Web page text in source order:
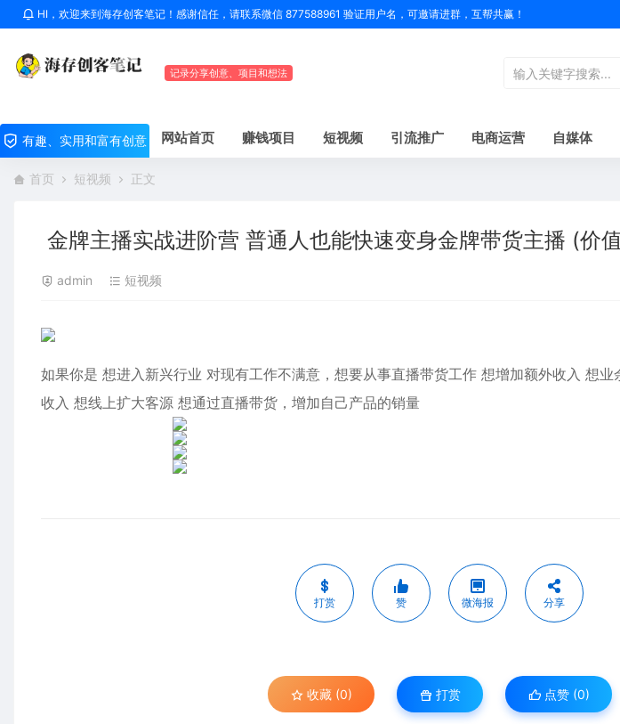
HI，欢迎来到海存创客笔记！感谢信任，请联系微信 877588961 验证用户名，可邀请进群，互帮共赢！
记录分享创意、项目和想法
有趣、实用和富有创意 网站首页 赚钱项目 短视频 引流推广 电商运营 自媒体
首页 短视频 正文
金牌主播实战进阶营 普通人也能快速变身金牌带货主播 (价
admin 短视频
如果你是 想进入新兴行业 对现有工作不满意，想要从事直播带货工作 想增加额外收入 想
收入 想线上扩大客源 想通过直播带货，增加自己产品的销量
打赏 赞 微海报 分享
收藏 (0) 打赏 点赞 (0)